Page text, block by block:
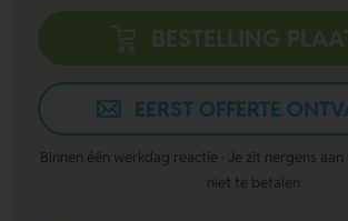
BESTELLING
EERST OFFERTE
Binnen één werkdag reactie · Je zit nergens
niet te betalen